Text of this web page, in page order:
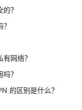
？
网络？
？
的区别是什么？